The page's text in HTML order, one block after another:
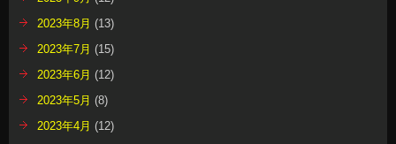
2023年8月 (13)
2023年7月 (15)
2023年6月 (12)
2023年5月 (8)
2023年4月 (12)